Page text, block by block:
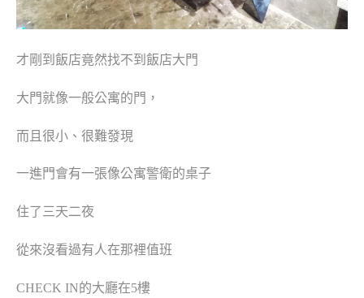
才剛到飯店竟然找不到飯店大門
大門就像一般公寓的門，
而且很小、很難發現
一進門會有一張像公寓警衛的桌子
住了三天二夜
從來沒看過有人在那裡值班
CHECK IN的大廳在5樓